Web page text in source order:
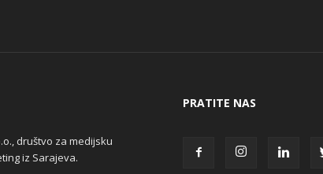
društvo za medijsku
iz Sarajeva.
PRATITE NAS